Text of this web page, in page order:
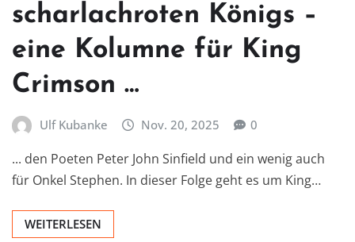
scharlachroten Königs –
eine Kolumne für King
Crimson …
Ulf Kubanke Nov. 20, 2025 0
... den Poeten Peter John Sinfield und ein wenig auch
für Onkel Stephen. In dieser Folge geht es um King…
WEITERLESEN